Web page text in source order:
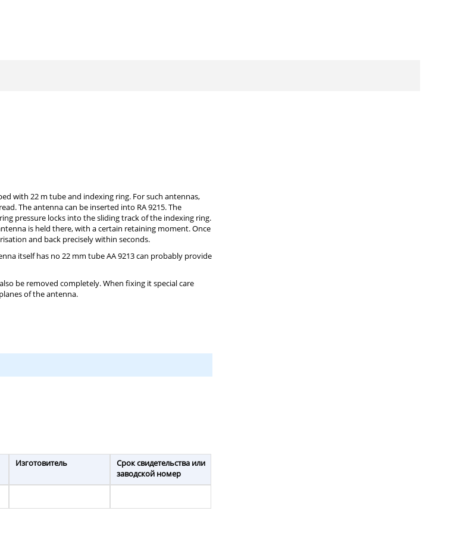
with 22 m tube and indexing ring. For such antennas,
The antenna can be inserted into RA 9215. The
pressure locks into the sliding track of the indexing ring.
is held there, with a certain retaining moment. Once
and back precisely within seconds.
itself has no 22 mm tube AA 9213 can probably provide
be removed completely. When fixing it special care
of the antenna.
Изготовитель
Срок свидетельства или
заводской номер